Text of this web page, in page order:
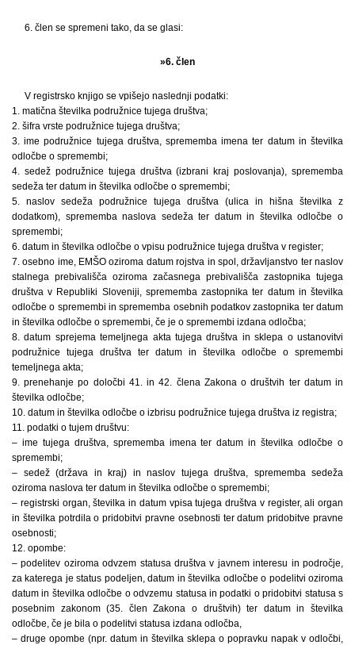
6. člen se spremeni tako, da se glasi:
»6. člen
V registrsko knjigo se vpišejo naslednji podatki:
1. matična številka podružnice tujega društva;
2. šifra vrste podružnice tujega društva;
3. ime podružnice tujega društva, sprememba imena ter datum in številka
odločbe o spremembi;
4. sedež podružnice tujega društva (izbrani kraj poslovanja), sprememba
sedeža ter datum in številka odločbe o spremembi;
5. naslov sedeža podružnice tujega društva (ulica in hišna številka z
dodatkom), sprememba naslova sedeža ter datum in številka odločbe o
spremembi;
6. datum in številka odločbe o vpisu podružnice tujega društva v register;
7. osebno ime, EMŠO oziroma datum rojstva in spol, državljanstvo ter naslov
stalnega prebivališča oziroma začasnega prebivališča zastopnika tujega
društva v Republiki Sloveniji, sprememba zastopnika ter datum in številka
odločbe o spremembi in sprememba osebnih podatkov zastopnika ter datum
in številka odločbe o spremembi, če je o spremembi izdana odločba;
8. datum sprejema temeljnega akta tujega društva in sklepa o ustanovitvi
podružnice tujega društva ter datum in številka odločbe o spremembi
temeljnega akta;
9. prenehanje po določbi 41. in 42. člena Zakona o društvih ter datum in
številka odločbe;
10. datum in številka odločbe o izbrisu podružnice tujega društva iz registra;
11. podatki o tujem društvu:
– ime tujega društva, sprememba imena ter datum in številka odločbe o
spremembi;
– sedež (država in kraj) in naslov tujega društva, sprememba sedeža
oziroma naslova ter datum in številka odločbe o spremembi;
– registrski organ, številka in datum vpisa tujega društva v register, ali organ
in številka potrdila o pridobitvi pravne osebnosti ter datum pridobitve pravne
osebnosti;
12. opombe:
– podelitev oziroma odvzem statusa društva v javnem interesu in področje,
za katerega je status podeljen, datum in številka odločbe o podelitvi oziroma
datum in številka odločbe o odvzemu statusa in podatki o pridobitvi statusa s
posebnim zakonom (35. člen Zakona o društvih) ter datum in številka
odločbe, če je bila o podelitvi statusa izdana odločba,
– druge opombe (npr. datum in številka sklepa o popravku napak v odločbi,